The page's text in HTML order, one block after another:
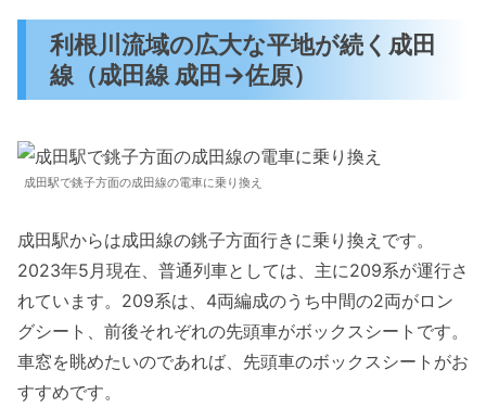
利根川流域の広大な平地が続く成田
線（成田線 成田→佐原）
成田駅で銚子方面の成田線の電車に乗り換え
成田駅からは成田線の銚子方面行きに乗り換えです。
2023年5月現在、普通列車としては、主に209系が運行さ
れています。209系は、4両編成のうち中間の2両がロン
グシート、前後それぞれの先頭車がボックスシートです。
車窓を眺めたいのであれば、先頭車のボックスシートがお
すすめです。